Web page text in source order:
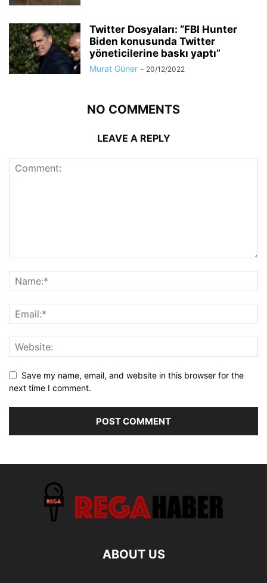
Twitter Dosyaları: “FBI Hunter
Biden konusunda Twitter
yöneticilerine baskı yaptı”
Murat Güner - 20/12/2022
NO COMMENTS
LEAVE A REPLY
Save my name, email, and website in this browser for the
next time I comment.
ABOUT US